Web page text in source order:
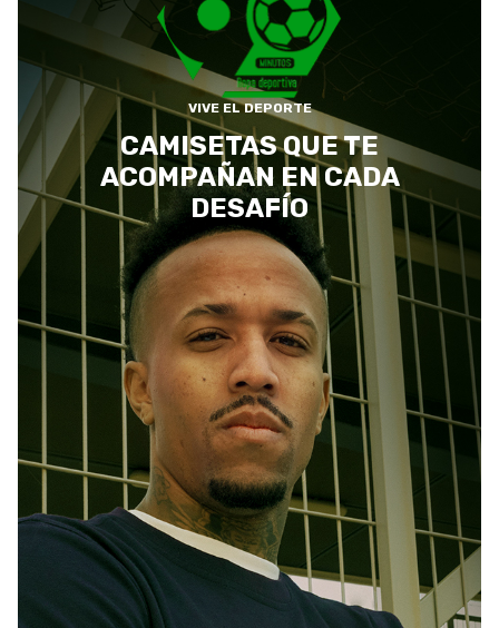
VIVE EL DEPORTE
CAMISETAS QUE TE
ACOMPAÑAN EN CADA
DESAFÍO